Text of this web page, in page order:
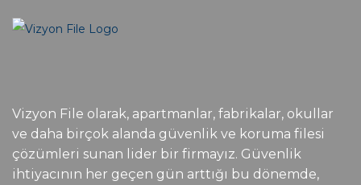
Vizyon File olarak, apartmanlar, fabrikalar, okullar
ve daha birçok alanda güvenlik ve koruma filesi
çözümleri sunan lider bir firmayız. Güvenlik
ihtiyacının her geçen gün arttığı bu dönemde,